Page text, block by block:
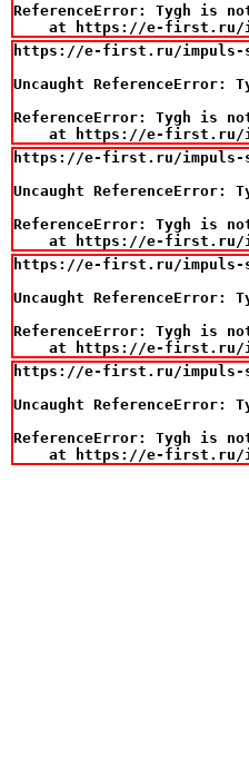
ReferenceError: Tygh is
at https://e-
https://e-first.ru/impuls-
Uncaught ReferenceError:
ReferenceError: Tygh is
at https://e-
https://e-first.ru/impuls-
Uncaught ReferenceError:
ReferenceError: Tygh is
at https://e-
https://e-first.ru/impuls-
Uncaught ReferenceError:
ReferenceError: Tygh is
at https://e-
https://e-first.ru/impuls-
Uncaught ReferenceError:
ReferenceError: Tygh is
at https://e-